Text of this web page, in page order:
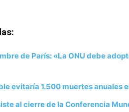
de París: «La ONU debe
evitaría 1.500 muertes anuales
al cierre de la Conferencia